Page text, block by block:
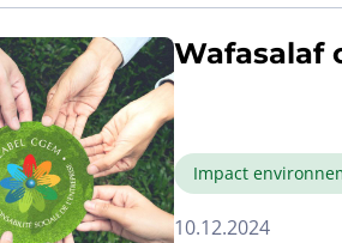
Wafasalaf
Impact
10.12.2024